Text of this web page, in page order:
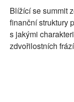
Blížící se summit
finanční struktury
s jakými
zdvořilostních